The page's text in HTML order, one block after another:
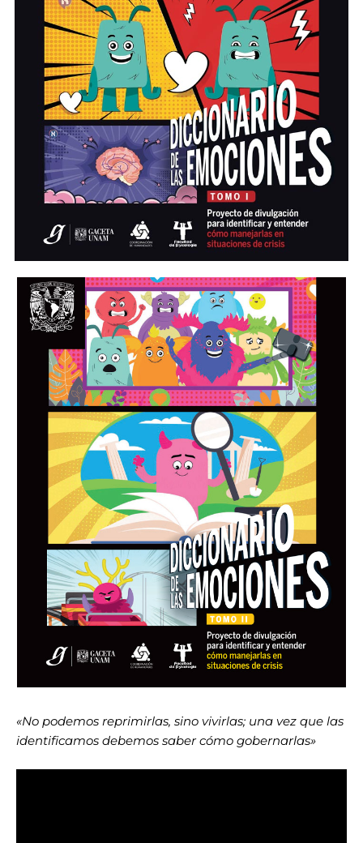
cómo se manifiestan y cómo manejarlas.
Emociones: enojo, sorpresa, tristeza, miedo, alegría, ansiedad y
melancolía.
Descarga aquí
La Coordinación de Humanidades de la UNAM, durante la
pandemia por COVID-19, desarrolló el proyecto El Diccionario
de las emociones, con el fin de explicar a la sociedad cuáles
son las principales emociones que se experimentan en el
contexto de ese momento, cómo se manifiestan y cómo
manejarlas.
Emociones en este tomo: ira, euforia, indiferencia, asco,
aburrimiento, curiosidad, hostilidad, compasión, empatía,
asombro, gratitud y orgullo.
Descarga aquí
«No podemos reprimirlas, sino vivirlas; una vez que las
identificamos debemos saber cómo gobernarlas»